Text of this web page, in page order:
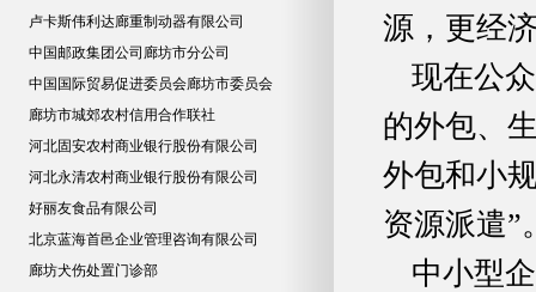
源，更经
现在公
的外包、
外包和小
资源派遣”
中小型
卢卡斯伟利达廊重制动器有限公司
中国邮政集团公司廊坊市分公司
中国国际贸易促进委员会廊坊市委员会
廊坊市城郊农村信用合作联社
河北固安农村商业银行股份有限公司
河北永清农村商业银行股份有限公司
好丽友食品有限公司
北京蓝海首邑企业管理咨询有限公司
廊坊犬伤处置门诊部